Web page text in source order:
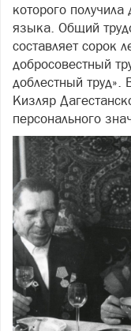
которого получила
языка. Общий
составляет сорок
добросовестный
доблестный труд».
Кизляр
персонального